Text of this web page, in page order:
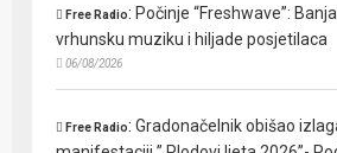
Free Radio: Počinje “Freshwave”:
vrhunsku muziku i hiljade posjetilaca
06/08/2026
Free Radio:Gradonačelnik obišao